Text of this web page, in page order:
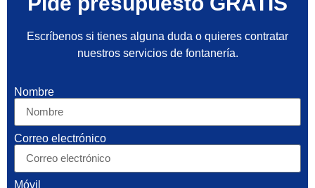
Escríbenos si tienes alguna duda o quieres contratar
nuestros servicios de fontanería.
Nombre
Correo electrónico
Móvil